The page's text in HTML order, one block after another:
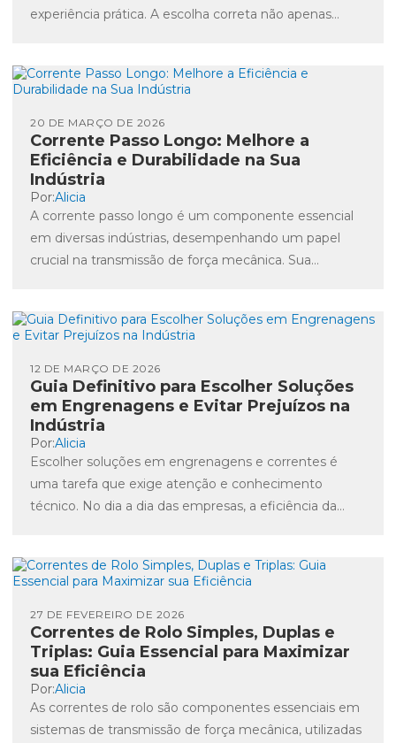
experiência prática. A escolha correta não apenas
Corrente Passo Longo: Melhore a
Eficiência e Durabilidade na Sua
Indústria
20 DE MARÇO DE 2026
Por:Alicia
A corrente passo longo é um componente essencial
em diversas indústrias, desempenhando um papel
crucial na transmissão de força mecânica. Sua
Guia Definitivo para Escolher Soluções
em Engrenagens e Evitar Prejuízos na
Indústria
12 DE MARÇO DE 2026
Por:Alicia
Escolher soluções em engrenagens e correntes é
uma tarefa que exige atenção e conhecimento
técnico. No dia a dia das empresas, a eficiência da
Correntes de Rolo Simples, Duplas e
Triplas: Guia Essencial para Maximizar
sua Eficiência
27 DE FEVEREIRO DE 2026
Por:Alicia
As correntes de rolo são componentes essenciais em
sistemas de transmissão de força mecânica, utilizadas